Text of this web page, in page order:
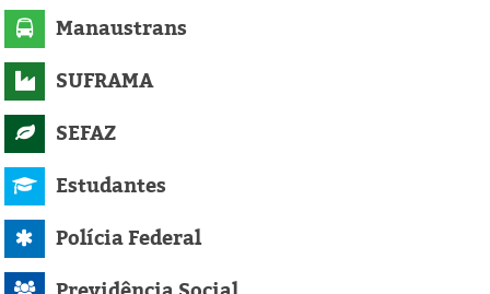
Manaustrans
SUFRAMA
SEFAZ
Estudantes
Polícia Federal